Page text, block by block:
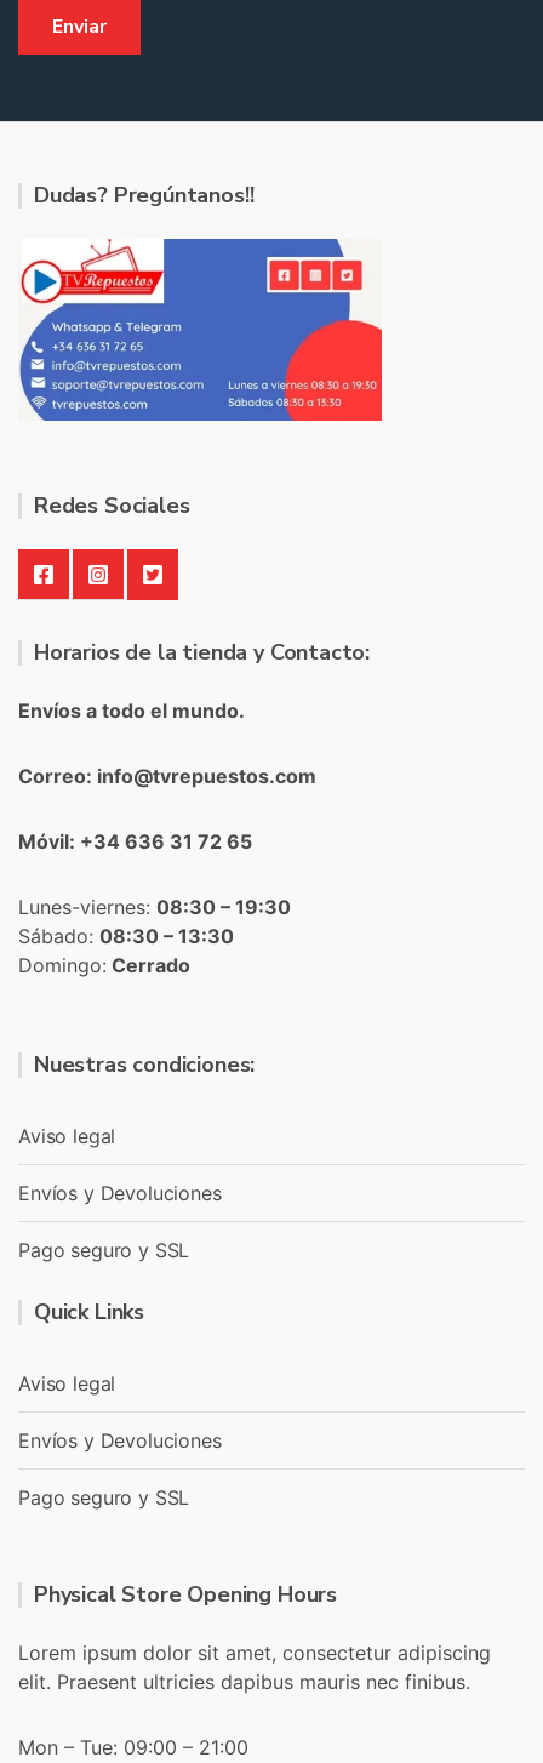
Dudas? Pregúntanos!!
Redes Sociales
Horarios de la tienda y Contacto:
Envíos a todo el mundo.
Correo: info@tvrepuestos.com
Móvil: +34 636 31 72 65
Lunes-viernes: 08:30 – 19:30
Sábado: 08:30 – 13:30
Domingo: Cerrado
Nuestras condiciones:
Aviso legal
Envíos y Devoluciones
Pago seguro y SSL
Quick Links
Aviso legal
Envíos y Devoluciones
Pago seguro y SSL
Physical Store Opening Hours
Lorem ipsum dolor sit amet, consectetur adipiscing
elit. Praesent ultricies dapibus mauris nec finibus.
Mon – Tue: 09:00 – 21:00